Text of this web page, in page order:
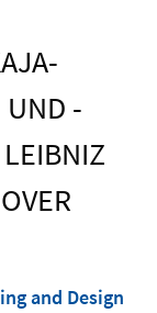
UND -
LEIBNIZ
and Design